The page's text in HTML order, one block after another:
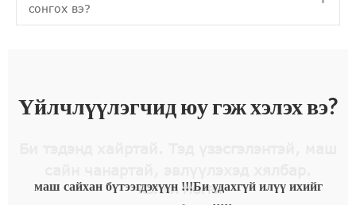
сонгох вэ?
Үйлчлүүлэгчид юу гэж хэлэх вэ?
-КЭЛЛИ МӨРРИ